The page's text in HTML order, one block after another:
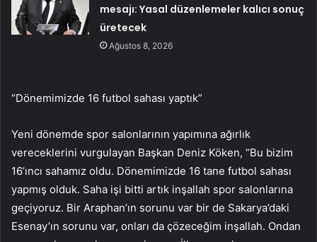
mesajı: Yasal düzenlemeler kalıcı sonuç
üretecek
Ağustos 8, 2026
“Dönemimizde 16 futbol sahası yaptık”
Yeni dönemde spor salonlarının yapımına ağırlık
vereceklerini vurgulayan Başkan Deniz Köken, “Bu bizim
16’ıncı sahamız oldu. Dönemimizde 16 tane futbol sahası
yapmış olduk. Saha işi bitti artık inşallah spor salonlarına
geçiyoruz. Bir Araphan’ın sorunu var bir de Sakarya’daki
Esenay’ın sorunu var, onları da çözeceğim inşallah. Ondan